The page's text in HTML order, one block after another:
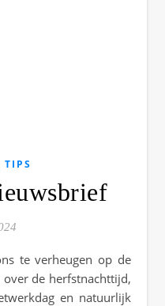
TIPS
de herfstnachttijd,
en natuurlijk